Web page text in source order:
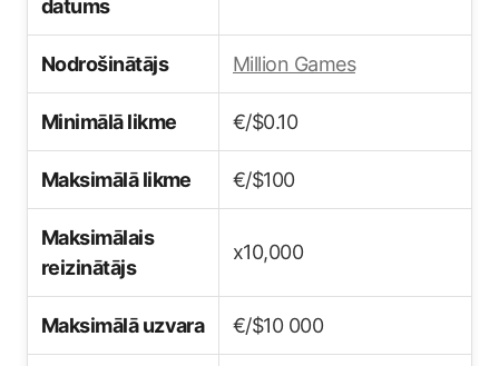
datums
Nodrošinātājs Million Games
Minimālā likme €/$0.10
Maksimālā likme €/$100
Maksimālais
reizinātājs
x10,000
Maksimālā uzvara €/$10 000